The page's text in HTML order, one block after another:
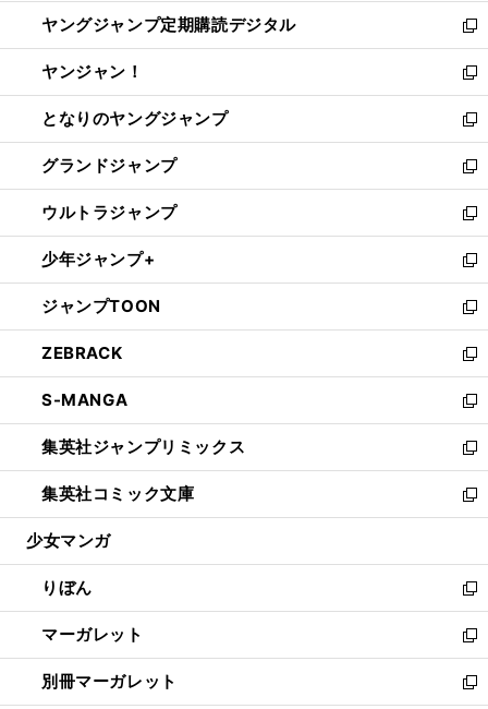
く
で
開
く
ド
ウ
で
開
く
し
い
ウ
ィ
ン
ド
ウ
で
開
く
ヤングジャンプ定期購読デジタル
新
し
い
ウ
ィ
ン
ド
ウ
で
開
く
ヤンジャン！
新
し
い
ウ
ィ
ン
ド
ウ
で
開
く
となりのヤングジャンプ
新
し
い
ウ
ィ
ン
ド
ウ
で
開
く
グランドジャンプ
新
し
い
ウ
ィ
ン
ド
ウ
で
開
く
ウルトラジャンプ
新
し
い
ウ
ィ
ン
ド
ウ
で
開
く
少年ジャンプ+
新
し
い
ウ
ィ
ン
ド
ウ
で
開
く
ジャンプTOON
新
し
い
ウ
ィ
ン
ド
ウ
で
開
ZEBRACK
新
し
い
ウ
ィ
ン
ド
ウ
開
く
S-MANGA
新
し
い
ウ
ィ
ン
ウ
で
開
く
集英社ジャンプリミックス
新
し
い
ウ
ン
ド
ウ
で
開
く
集英社コミック文庫
新
し
ウ
ィ
ン
ド
ウ
で
開
少女マンガ
りぼん
新
し
い
ウ
ィ
マーガレット
新
し
い
別冊マーガレット
新